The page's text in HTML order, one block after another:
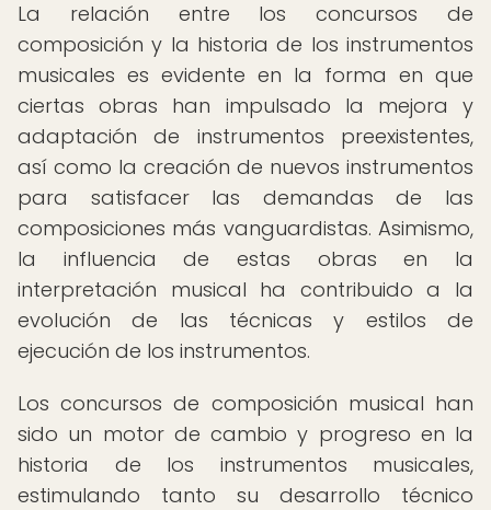
La relación entre los concursos de
composición y la historia de los instrumentos
musicales es evidente en la forma en que
ciertas obras han impulsado la mejora y
adaptación de instrumentos preexistentes,
así como la creación de nuevos instrumentos
para satisfacer las demandas de las
composiciones más vanguardistas. Asimismo,
la influencia de estas obras en la
interpretación musical ha contribuido a la
evolución de las técnicas y estilos de
ejecución de los instrumentos.
Los concursos de composición musical han
sido un motor de cambio y progreso en la
historia de los instrumentos musicales,
estimulando tanto su desarrollo técnico